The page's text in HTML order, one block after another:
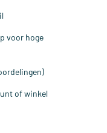
voor hoge
of winkel